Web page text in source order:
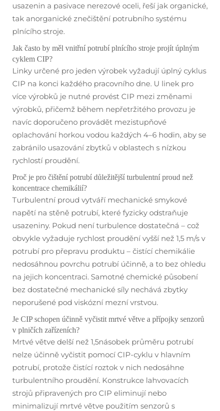
usazenin a pasivace nerezové oceli, řeší jak organické,
tak anorganické znečištění potrubního systému
plnícího stroje.
Jak často by měl vnitřní potrubí plnícího stroje projít úplným
cyklem CIP?
Linky určené pro jeden výrobek vyžadují úplný cyklus
CIP na konci každého pracovního dne. U linek pro
více výrobků je nutné provést CIP mezi změnami
výrobků, přičemž během nepřetržitého provozu je
navíc doporučeno provádět mezistupňové
oplachování horkou vodou každých 4–6 hodin, aby se
zabránilo usazování zbytků v oblastech s nízkou
rychlostí proudění.
Proč je pro čištění potrubí důležitější turbulentní proud než
koncentrace chemikálií?
Turbulentní proud vytváří mechanické smykové
napětí na stěně potrubí, které fyzicky odstraňuje
usazeniny. Pokud není turbulence dostatečná – což
obvykle vyžaduje rychlost proudění vyšší než 1,5 m/s v
potrubí pro přepravu produktu – čistící chemikálie
nedosáhnou povrchu potrubí účinně, a to bez ohledu
na jejich koncentraci. Samotné chemické působení
bez dostatečné mechanické síly nechává zbytky
neporušené pod viskózní mezní vrstvou.
Je CIP schopen účinně vyčistit mrtvé větve a přípojky senzorů
v plničích zařízeních?
Mrtvé větve delší než 1,5násobek průměru potrubí
nelze účinně vyčistit pomocí CIP-cyklu v hlavním
potrubí, protože čistící roztok v nich nedosáhne
turbulentního proudění. Konstrukce lahvovacích
strojů připravených pro CIP eliminují nebo
minimalizují mrtvé větve použitím senzorů s